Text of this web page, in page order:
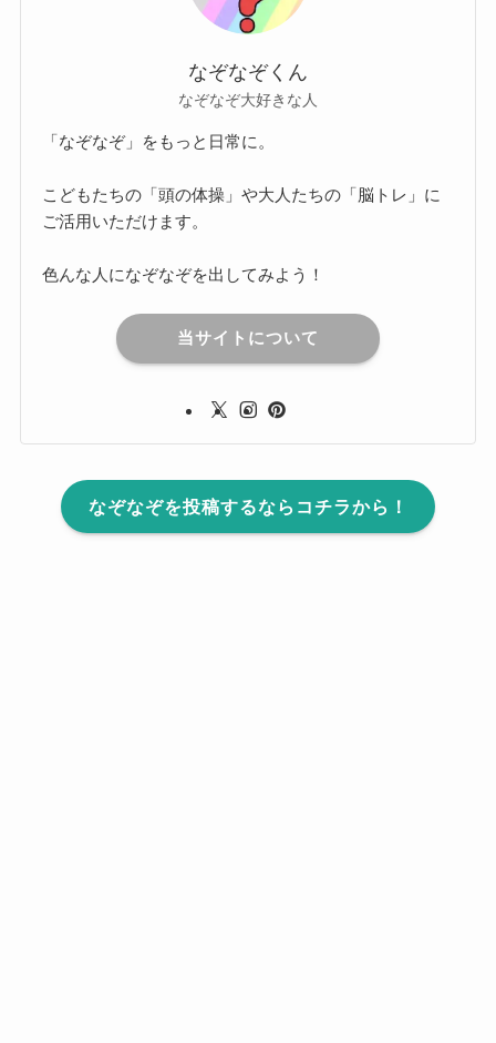
なぞなぞくん
なぞなぞ大好きな人
「なぞなぞ」をもっと日常に。
こどもたちの「頭の体操」や大人たちの「脳トレ」に
ご活用いただけます。
色んな人になぞなぞを出してみよう！
当サイトについて
なぞなぞを投稿するならコチラから！